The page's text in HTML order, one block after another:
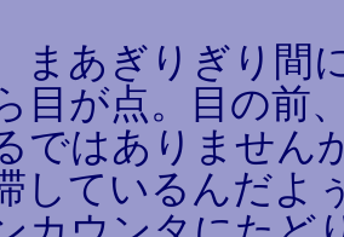
まあぎりぎり間
目が点。目の前
ではありません
しているんだよ